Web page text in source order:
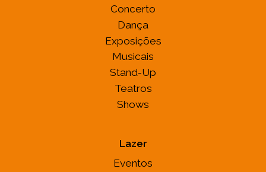
Concerto
Dança
Exposições
Musicais
Stand-Up
Teatros
Shows
Lazer
Eventos